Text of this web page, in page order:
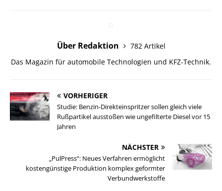
Über Redaktion
782 Artikel
Das Magazin für automobile Technologien und KFZ-Technik.
VORHERIGER
Studie: Benzin-Direkteinspritzer sollen gleich viele
Rußpartikel ausstoßen wie ungefilterte Diesel vor 15
Jahren
NÄCHSTER
„PulPress“: Neues Verfahren ermöglicht
kostengünstige Produktion komplex geformter
Verbundwerkstoffe